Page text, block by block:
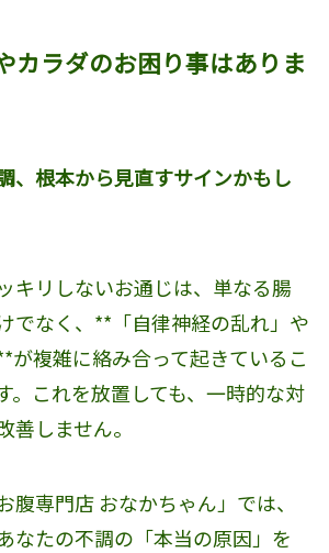
カラダのお困り事はありま
、根本から見直すサインかもし
キリしないお通じは、単なる腸
でなく、**「自律神経の乱れ」や
が複雑に絡み合って起きているこ
。これを放置しても、一時的な対
善しません。
腹専門店 おなかちゃん」では、
なたの不調の「本当の原因」を